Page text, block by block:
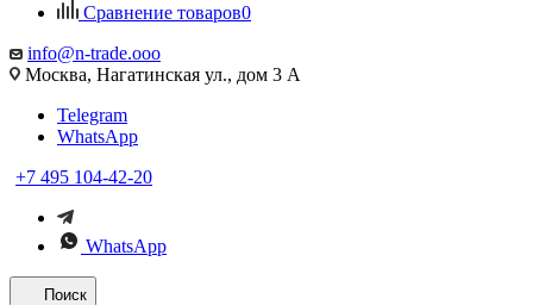
Сравнение товаров0
info@n-trade.ooo
Москва, Нагатинская ул., дом 3 А
Telegram
WhatsApp
+7 495 104-42-20
WhatsApp
Поиск